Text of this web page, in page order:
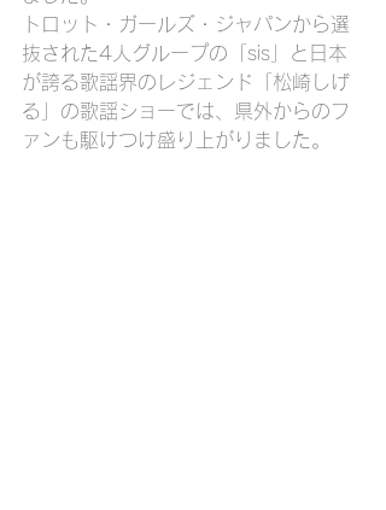
トロット・ガールズ・ジャパンから選
抜された4人グループの「sis」と日本
が誇る歌謡界のレジェンド「松崎しげ
る」の歌謡ショーでは、県外からのフ
ァンも駆けつけ盛り上がりました。